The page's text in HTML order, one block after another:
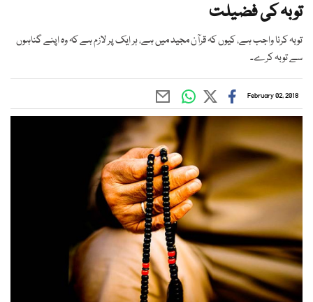
توبہ کی فضیلت
توبہ کرنا واجب ہے، کیوں کہ قرآن مجید میں ہے، ہر ایک پر لازم ہے کہ وہ اپنے گناہوں
سے توبہ کرے۔
February 02, 2018